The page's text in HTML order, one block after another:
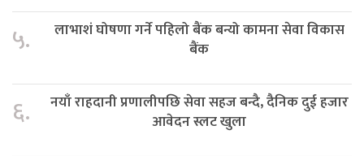
५.
लाभाशं घोषणा गर्ने पहिलो बैंक बन्यो कामना सेवा विकास
बैंक
६.
नयाँ राहदानी प्रणालीपछि सेवा सहज बन्दै, दैनिक दुई हजार
आवेदन स्लट खुला